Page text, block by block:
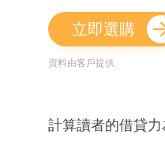
立即選購
資料由客戶提供
計算讀者的借貸